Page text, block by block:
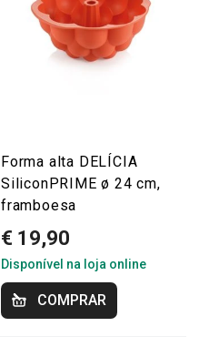
Forma alta DELÍCIA
SiliconPRIME ø 24 cm,
framboesa
€ 19,90
Disponível na loja online
COMPRAR